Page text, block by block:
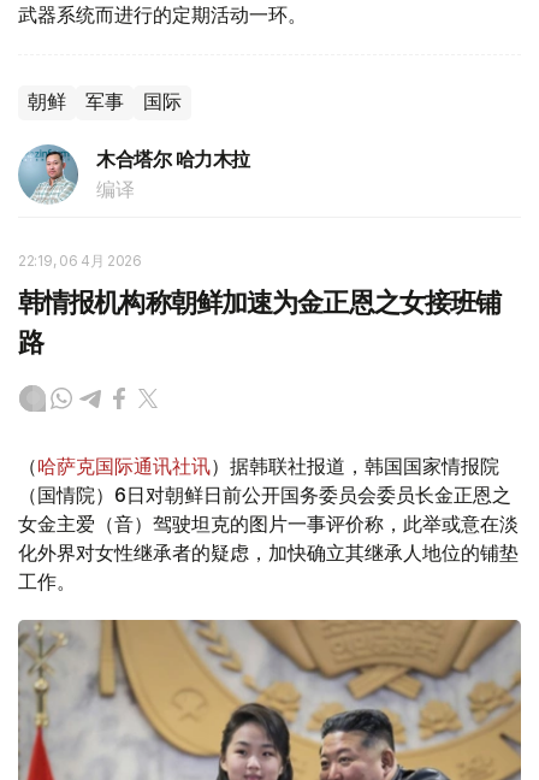
武器系统而进行的定期活动一环。
朝鲜 军事 国际
木合塔尔 哈力木拉
编译
22:19, 06 4月 2026
韩情报机构称朝鲜加速为金正恩之女接班铺
路
（哈萨克国际通讯社讯）据韩联社报道，韩国国家情报院
（国情院）6日对朝鲜日前公开国务委员会委员长金正恩之
女金主爱（音）驾驶坦克的图片一事评价称，此举或意在淡
化外界对女性继承者的疑虑，加快确立其继承人地位的铺垫
工作。